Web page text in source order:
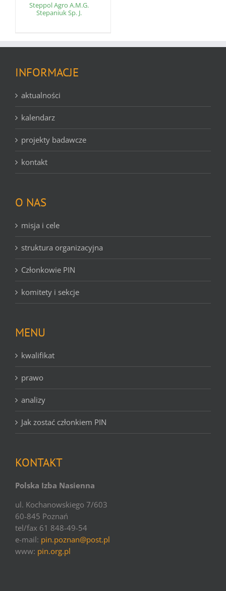
Steppol Agro A.M.G.
Stepaniuk Sp. J.
INFORMACJE
aktualności
kalendarz
projekty badawcze
kontakt
O NAS
misja i cele
struktura organizacyjna
Członkowie PIN
komitety i sekcje
MENU
kwalifikat
prawo
analizy
Jak zostać członkiem PIN
KONTAKT
Polska Izba Nasienna
ul. Kochanowskiego 7/603
60-845 Poznań
tel/fax 61 848-49-54
e-mail: pin.poznan@post.pl
www: pin.org.pl